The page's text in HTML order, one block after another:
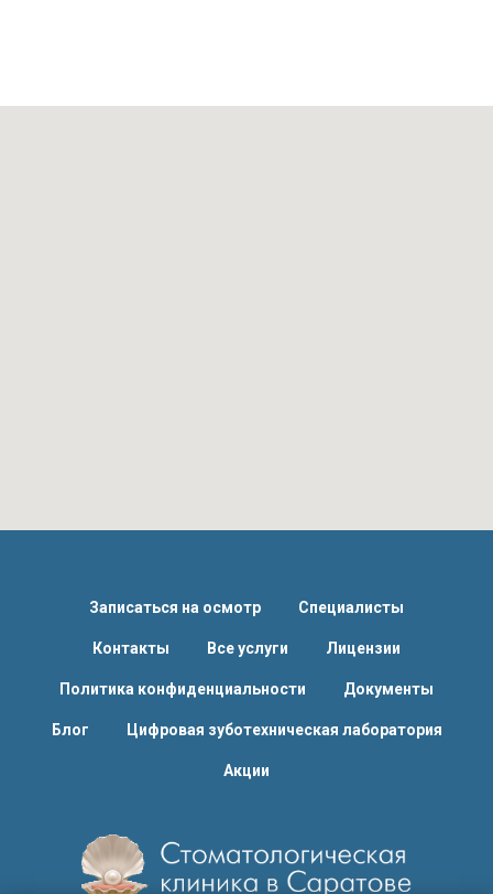
Записаться на осмотр Специалисты
Контакты Все услуги Лицензии
Политика конфиденциальности Документы
Блог Цифровая зуботехническая лаборатория
Акции